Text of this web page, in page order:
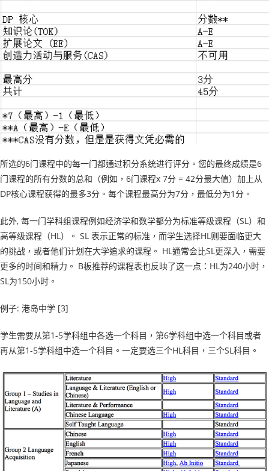
所选的6门课程中的每一门都通过积分系统进行评分。您的最终成绩是6
门课程的所有分数的总和（例如，6门课程x 7分 = 42分最大值）加上从
DP核心课程获得的最多3分。每个课程最高分为7分，最低分为1分。
此外, 每一门学科组课程例如经济学和数学都分为标准等级课程（SL）和
高等级课程（HL）。 SL 表示正常的标准，而学生选择HL则要面临更大
的挑战，或者他们计划在大学追求的课程。 HL通常会比SL更深入，需要
更多的时间和精力。 B板推荐的课程表也反映了这一点：HL为240小时，
SL为150小时。
例子: 港岛中学 [3]
学生需要从第1-5学科组中各选一个科目，第6学科组中选一个科目或者
再从第1-5学科组中选一个科目。一定要选三个HL科目，三个SL科目。